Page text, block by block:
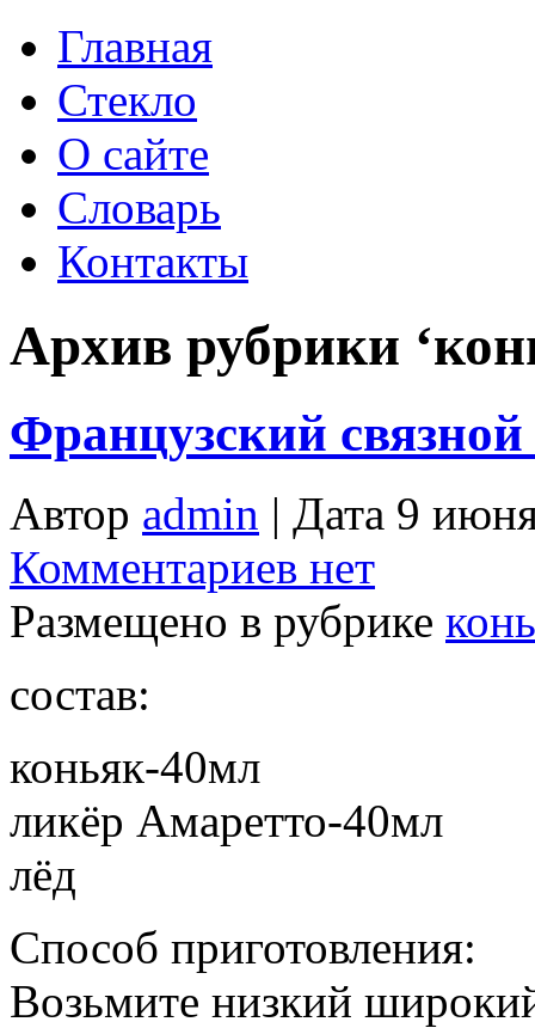
Главная
Стекло
О сайте
Словарь
Контакты
Архив рубрики
Французский
Автор admin | Дата 9
Комментариев нет
Размещено в рубрике
состав:
коньяк-40мл
ликёр Амаретто-40мл
лёд
Способ приготовления:
Возьмите низкий